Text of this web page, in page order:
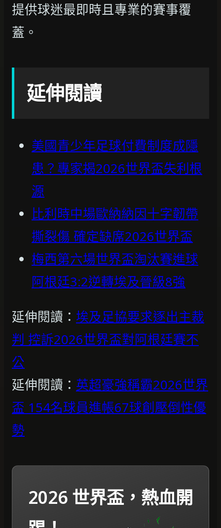
提供球迷最即時且專業的賽事覆
蓋。
延伸閱讀
美國青少年足球付費制度成隱
患？專家揭2026世界盃失利根
源
比利時中場歐納納因十字韌帶
撕裂傷 確定缺席2026世界盃
梅西第六場世界盃淘汰賽進球
阿根廷3:2逆轉埃及晉級8強
延伸閱讀： 埃及足協要求逐出主裁
判 控訴2026世界盃對阿根廷賽不
公
延伸閱讀： 英超豪強稱霸2026世界
盃 154名球員進帳67球創壓倒性優
勢
2026 世界盃，熱血開